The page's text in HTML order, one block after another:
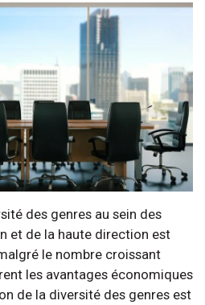
des genres au sein des
et de la haute direction est
le nombre croissant
les avantages économiques
de la diversité des genres est